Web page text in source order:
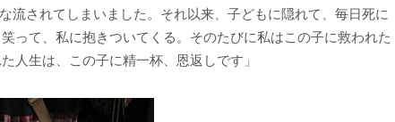
流されてしまいました。それ以来、子どもに隠れて、毎日死に
って、私に抱きついてくる。そのたびに私はこの子に救われた
人生は、この子に精一杯、恩返しです」